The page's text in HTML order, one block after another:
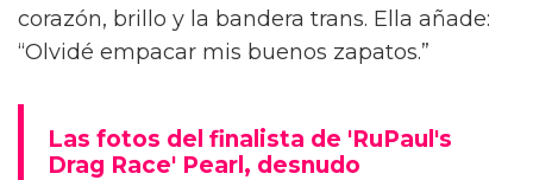
corazón, brillo y la bandera trans. Ella añade:
“Olvidé empacar mis buenos zapatos.”
Las fotos del finalista de 'RuPaul's
Drag Race' Pearl, desnudo